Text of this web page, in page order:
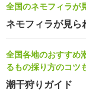
全国のネモフィラが
ネモフィラが見ら
全国各地のおすすめ
るもの採り方のコツ
潮干狩りガイド